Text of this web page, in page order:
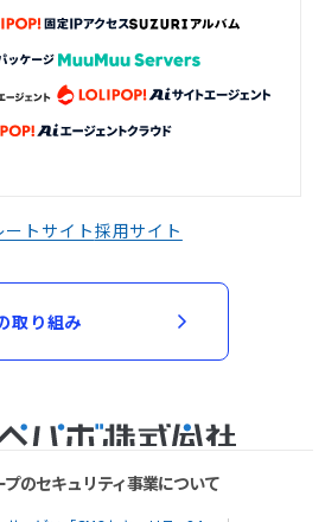
ートサイト採用サイト
取り組み
のセキュリティ事業について